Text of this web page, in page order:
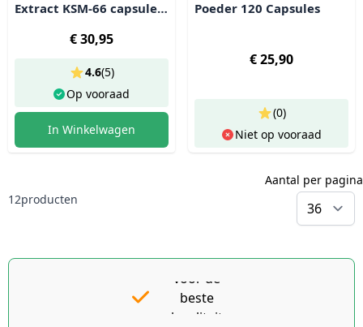
Extract KSM-66 capsule
(90 stuks)€ 30,95
Op vooraad
4.6(5)
In Winkelwagen
Poeder 120 Capsules
€ 25,90
Niet op vooraad
(0)
12producten
Aantal per pagina
verzending
v.a. €49 NL
| BE
pakket tot
goedkoopste
voor de
beste
kwaliteit